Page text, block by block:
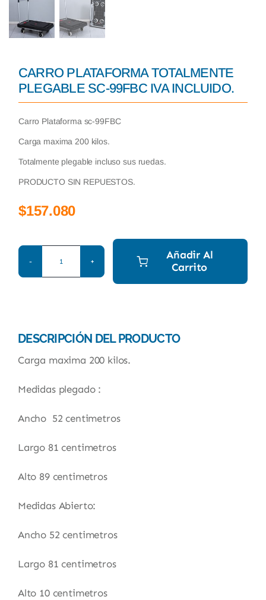
CARRO PLATAFORMA TOTALMENTE
PLEGABLE SC-99FBC IVA INCLUIDO.
Carro Plataforma sc-99FBC
Carga maxima 200 kilos.
Totalmente plegable incluso sus ruedas.
PRODUCTO SIN REPUESTOS.
$157.080
Carro
Plataforma
IVA
cantidad
Añadir Al
Carrito
DESCRIPCIÓN DEL PRODUCTO
Carga maxima 200 kilos.
Medidas plegado :
Ancho 52 centimetros
Largo 81 centimetros
Alto 89 centimetros
Medidas Abierto:
Ancho 52 centimetros
Largo 81 centimetros
Alto 10 centimetros